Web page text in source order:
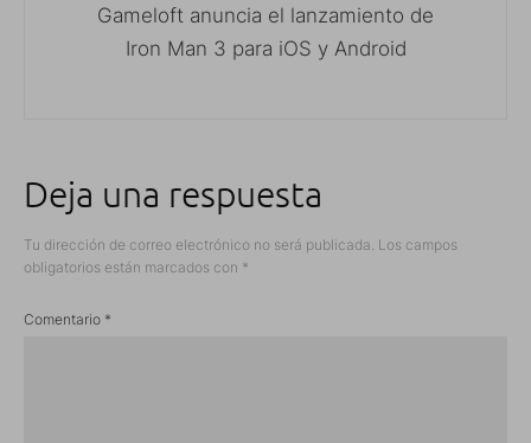
Gameloft anuncia el lanzamiento de
Iron Man 3 para iOS y Android
Deja una respuesta
Tu dirección de correo electrónico no será publicada. Los campos
obligatorios están marcados con *
Comentario *